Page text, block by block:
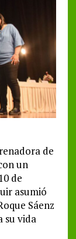
de
un
de
asumió
Sáenz
su vida